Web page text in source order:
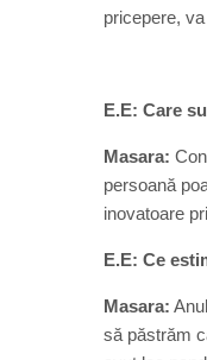
pricepere,
E.E: Care
Masara:
persoană
inovatoare
E.E: Ce
Masara:
să păstrăm